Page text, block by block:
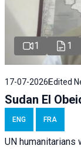
1 1
17-07-2026 Edited
Sudan El
ENG FRA
UN humanitarians